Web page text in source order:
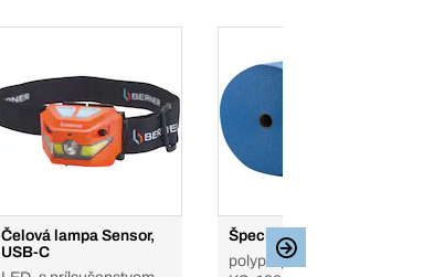
Čelová lampa Sensor,
USB-C
Špeciálne utierky z rúna
polypropylén (PP), 500